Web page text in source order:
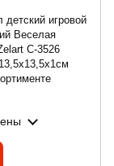
детский игровой
Веселая
C-3526